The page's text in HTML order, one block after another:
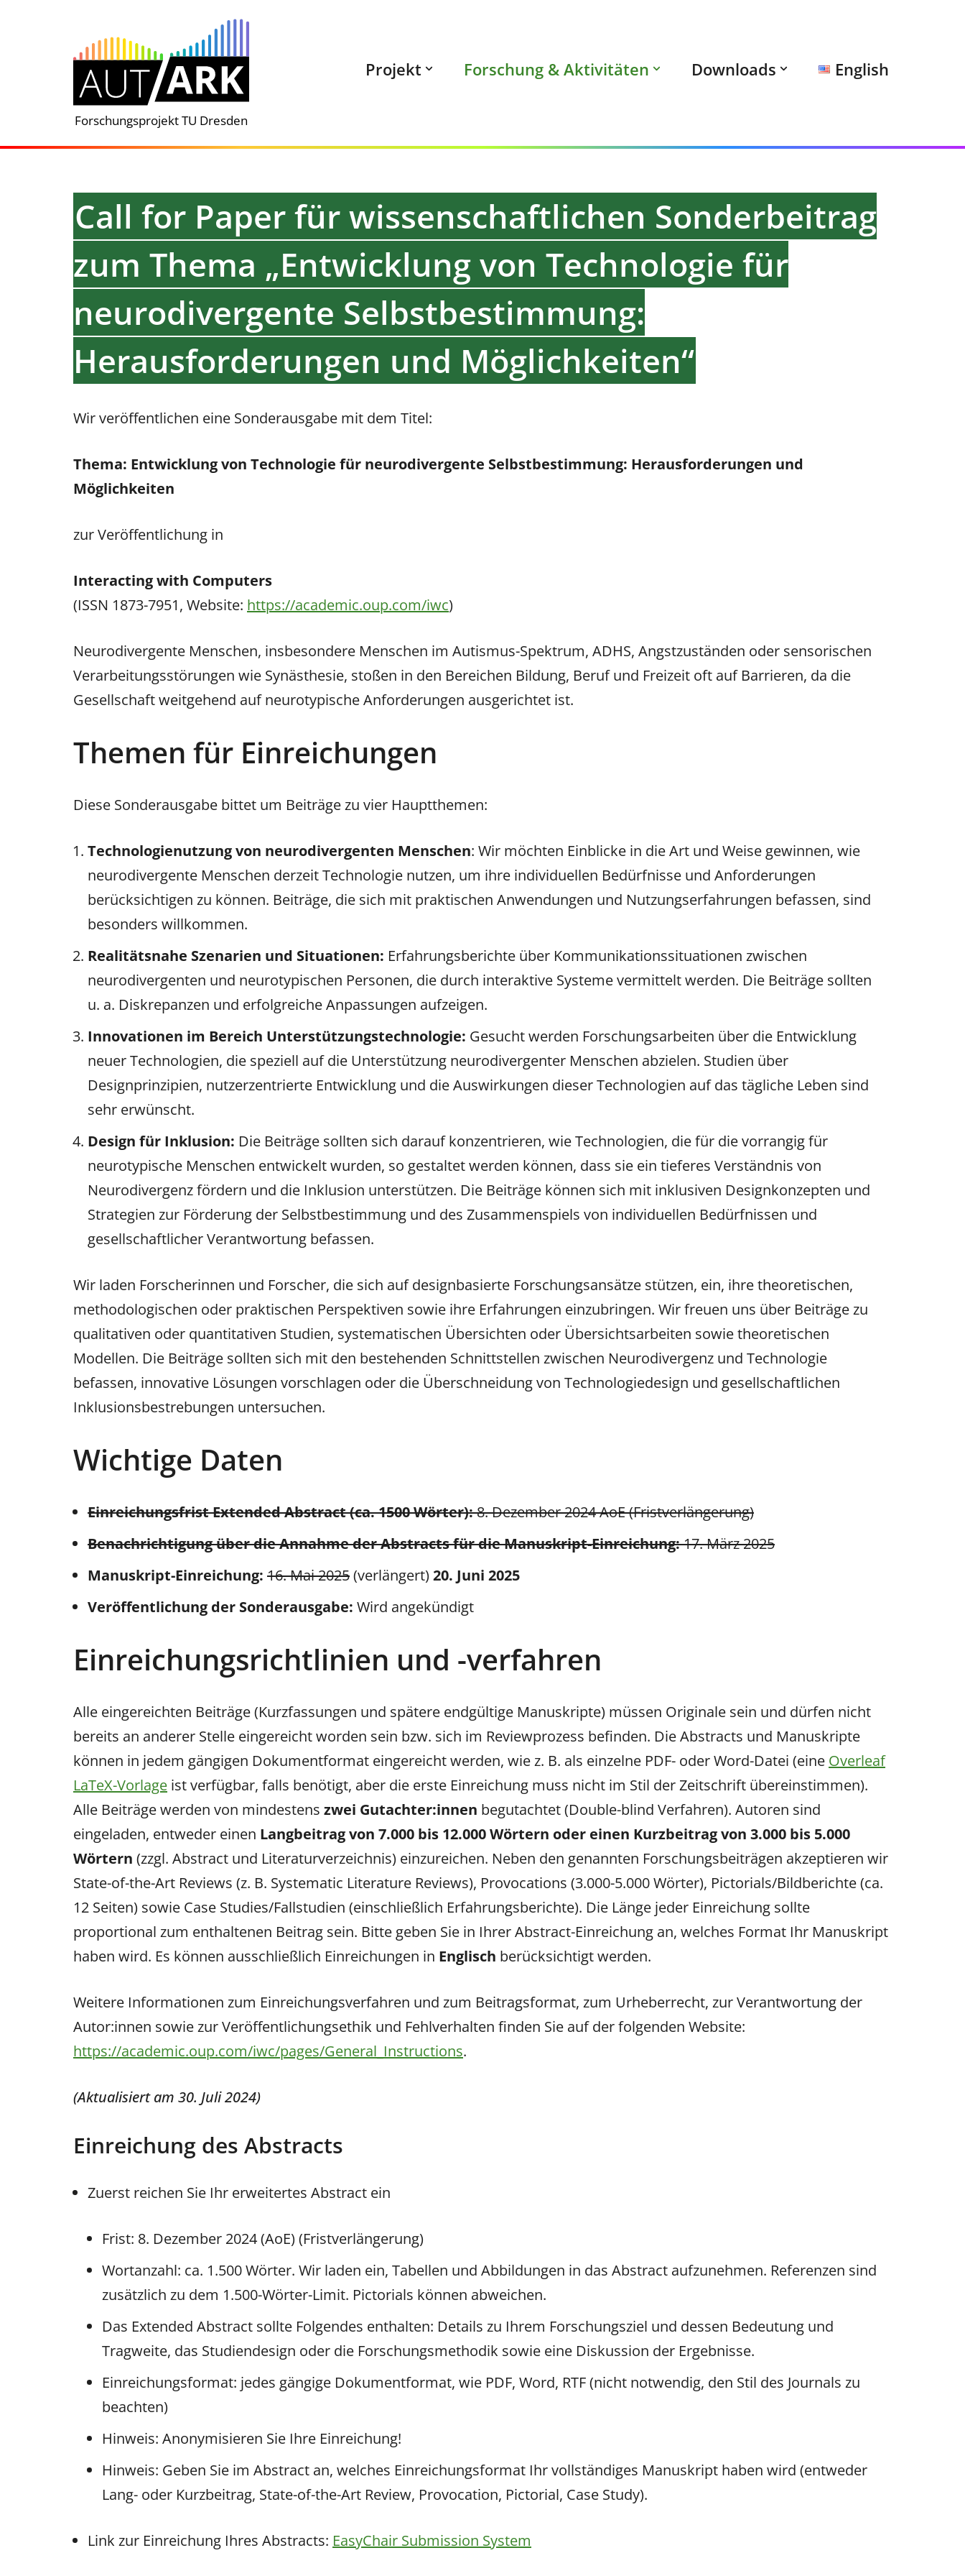
Forschungsprojekt TU Dresden
Projekt Forschung & Aktivitäten Downloads English
Call for Paper für wissenschaftlichen Sonderbeitrag
zum Thema „Entwicklung von Technologie für
neurodivergente Selbstbestimmung:
Herausforderungen und Möglichkeiten“
Wir veröffentlichen eine Sonderausgabe mit dem Titel:
Thema: Entwicklung von Technologie für neurodivergente Selbstbestimmung: Herausforderungen und
Möglichkeiten
zur Veröffentlichung in
Interacting with Computers
(ISSN 1873-7951, Website: https://academic.oup.com/iwc)
Neurodivergente Menschen, insbesondere Menschen im Autismus-Spektrum, ADHS, Angstzuständen oder sensorischen
Verarbeitungsstörungen wie Synästhesie, stoßen in den Bereichen Bildung, Beruf und Freizeit oft auf Barrieren, da die
Gesellschaft weitgehend auf neurotypische Anforderungen ausgerichtet ist.
Themen für Einreichungen
Diese Sonderausgabe bittet um Beiträge zu vier Hauptthemen:
Technologienutzung von neurodivergenten Menschen: Wir möchten Einblicke in die Art und Weise gewinnen, wie
neurodivergente Menschen derzeit Technologie nutzen, um ihre individuellen Bedürfnisse und Anforderungen
berücksichtigen zu können. Beiträge, die sich mit praktischen Anwendungen und Nutzungserfahrungen befassen, sind
besonders willkommen.
Realitätsnahe Szenarien und Situationen: Erfahrungsberichte über Kommunikationssituationen zwischen
neurodivergenten und neurotypischen Personen, die durch interaktive Systeme vermittelt werden. Die Beiträge sollten
u. a. Diskrepanzen und erfolgreiche Anpassungen aufzeigen.
Innovationen im Bereich Unterstützungstechnologie: Gesucht werden Forschungsarbeiten über die Entwicklung
neuer Technologien, die speziell auf die Unterstützung neurodivergenter Menschen abzielen. Studien über
Designprinzipien, nutzerzentrierte Entwicklung und die Auswirkungen dieser Technologien auf das tägliche Leben sind
sehr erwünscht.
Design für Inklusion: Die Beiträge sollten sich darauf konzentrieren, wie Technologien, die für die vorrangig für
neurotypische Menschen entwickelt wurden, so gestaltet werden können, dass sie ein tieferes Verständnis von
Neurodivergenz fördern und die Inklusion unterstützen. Die Beiträge können sich mit inklusiven Designkonzepten und
Strategien zur Förderung der Selbstbestimmung und des Zusammenspiels von individuellen Bedürfnissen und
gesellschaftlicher Verantwortung befassen.
Wir laden Forscherinnen und Forscher, die sich auf designbasierte Forschungsansätze stützen, ein, ihre theoretischen,
methodologischen oder praktischen Perspektiven sowie ihre Erfahrungen einzubringen. Wir freuen uns über Beiträge zu
qualitativen oder quantitativen Studien, systematischen Übersichten oder Übersichtsarbeiten sowie theoretischen
Modellen. Die Beiträge sollten sich mit den bestehenden Schnittstellen zwischen Neurodivergenz und Technologie
befassen, innovative Lösungen vorschlagen oder die Überschneidung von Technologiedesign und gesellschaftlichen
Inklusionsbestrebungen untersuchen.
Wichtige Daten
Einreichungsfrist Extended Abstract (ca. 1500 Wörter):8. Dezember 2024 AoE (Fristverlängerung)
Benachrichtigung über die Annahme der Abstracts für die Manuskript-Einreichung:17. März 2025
Manuskript-Einreichung: 16. Mai 2025(verlängert) 20. Juni 2025
Veröffentlichung der Sonderausgabe: Wird angekündigt
Einreichungsrichtlinien und -verfahren
Alle eingereichten Beiträge (Kurzfassungen und spätere endgültige Manuskripte) müssen Originale sein und dürfen nicht
bereits an anderer Stelle eingereicht worden sein bzw. sich im Reviewprozess befinden. Die Abstracts und Manuskripte
können in jedem gängigen Dokumentformat eingereicht werden, wie z. B. als einzelne PDF- oder Word-Datei (eine Overleaf
LaTeX-Vorlage ist verfügbar, falls benötigt, aber die erste Einreichung muss nicht im Stil der Zeitschrift übereinstimmen).
Alle Beiträge werden von mindestens zwei Gutachter:innen begutachtet (Double-blind Verfahren). Autoren sind
eingeladen, entweder einen Langbeitrag von 7.000 bis 12.000 Wörtern oder einen Kurzbeitrag von 3.000 bis 5.000
Wörtern (zzgl. Abstract und Literaturverzeichnis) einzureichen. Neben den genannten Forschungsbeiträgen akzeptieren wir
State-of-the-Art Reviews (z. B. Systematic Literature Reviews), Provocations (3.000-5.000 Wörter), Pictorials/Bildberichte (ca.
12 Seiten) sowie Case Studies/Fallstudien (einschließlich Erfahrungsberichte). Die Länge jeder Einreichung sollte
proportional zum enthaltenen Beitrag sein. Bitte geben Sie in Ihrer Abstract-Einreichung an, welches Format Ihr Manuskript
haben wird. Es können ausschließlich Einreichungen in Englisch berücksichtigt werden.
Weitere Informationen zum Einreichungsverfahren und zum Beitragsformat, zum Urheberrecht, zur Verantwortung der
Autor:innen sowie zur Veröffentlichungsethik und Fehlverhalten finden Sie auf der folgenden Website:
https://academic.oup.com/iwc/pages/General_Instructions.
(Aktualisiert am 30. Juli 2024)
Einreichung des Abstracts
Zuerst reichen Sie Ihr erweitertes Abstract ein
Frist: 8. Dezember 2024 (AoE) (Fristverlängerung)
Wortanzahl: ca. 1.500 Wörter. Wir laden ein, Tabellen und Abbildungen in das Abstract aufzunehmen. Referenzen sind
zusätzlich zu dem 1.500-Wörter-Limit. Pictorials können abweichen.
Das Extended Abstract sollte Folgendes enthalten: Details zu Ihrem Forschungsziel und dessen Bedeutung und
Tragweite, das Studiendesign oder die Forschungsmethodik sowie eine Diskussion der Ergebnisse.
Einreichungsformat: jedes gängige Dokumentformat, wie PDF, Word, RTF (nicht notwendig, den Stil des Journals zu
beachten)
Hinweis: Anonymisieren Sie Ihre Einreichung!
Hinweis: Geben Sie im Abstract an, welches Einreichungsformat Ihr vollständiges Manuskript haben wird (entweder
Lang- oder Kurzbeitrag, State-of-the-Art Review, Provocation, Pictorial, Case Study).
Link zur Einreichung Ihres Abstracts: EasyChair Submission System